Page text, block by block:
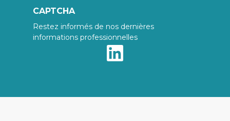
CAPTCHA
Restez informés de nos dernières
informations professionnelles